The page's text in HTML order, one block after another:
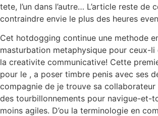
tete, l’un dans l’autre… L’article reste de
contraindre envie le plus des heures
Cet hotdogging continue une methode
masturbation metaphysique pour ceux-li
la creativite communicative! Cette
pour le , a poser timbre penis avec ses
compagnie de je trouve sa
des tourbillonnements pour navigue-et-
moins agiles. D’ou la terminologie en